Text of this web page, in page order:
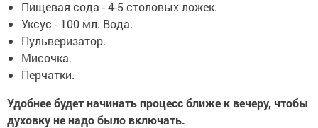
Пищевая сода - 4-5 столовых ложек.
Уксус - 100 мл. Вода.
Пульверизатор.
Мисочка.
Перчатки.
Удобнее будет начинать процесс ближе к вечеру, чтобы
духовку не надо было включать.